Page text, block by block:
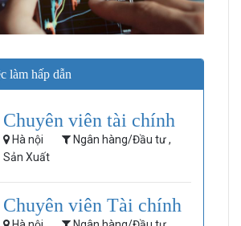
làm hấp dẫn
Chuyên viên tài chính
Hà nội
Ngân hàng/Đầu tư ,
Sản Xuất
Chuyên viên Tài chính